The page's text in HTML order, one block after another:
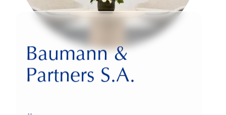
Baumann &
Partners S.A.